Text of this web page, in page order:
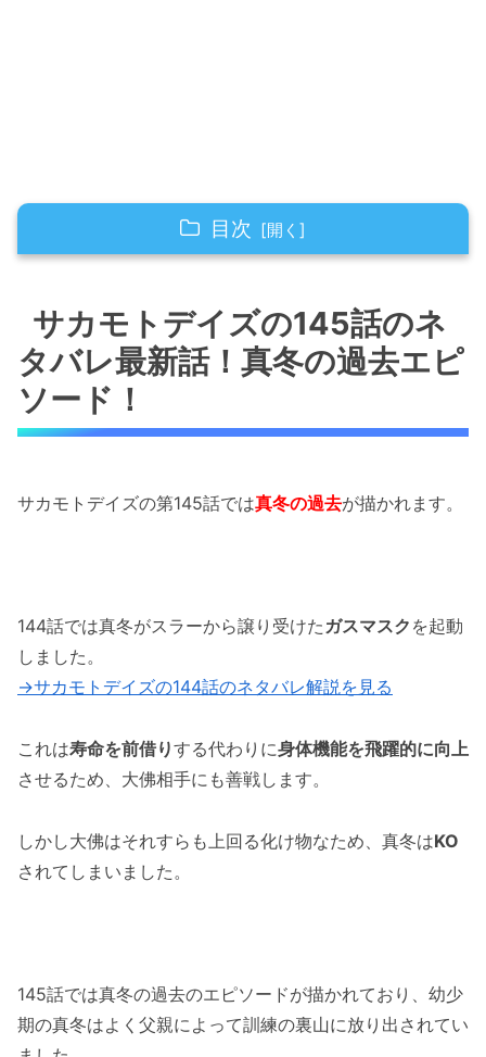
目次
冬の過去エピソード！
サカモトデイズの145話のネタバレ最新話！真
冬がORDERにこだわる理由とは？
サカモトデイズの145話のネタバレ最新話！ピ
「サカモトデイズの145話のネタバレ最新話！
サカモトデイズの145話のネ
タバレ最新話！真冬の過去エピ
ソード！
サカモトデイズの第145話では真冬の過去が描かれます。
144話では真冬がスラーから譲り受けたガスマスク を起動
しました。
→サカモトデイズの144話のネタバレ解説を見る
これは寿命を前借りする代わりに身体機能を飛躍的に向上
させるため、大佛相手にも善戦します。
しかし大佛はそれすらも上回る化け物なため、真冬はKO
されてしまいました。
145話では真冬の過去のエピソードが描かれており、幼少
期の真冬はよく父親によって訓練の裏山に放り出されてい